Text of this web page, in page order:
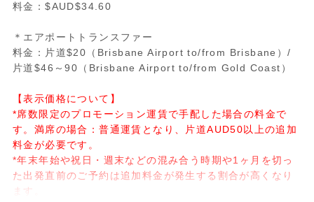
料金：$AUD$34.60
＊エアポートトランスファー
料金：片道$20（Brisbane Airport to/from Brisbane）/
片道$46～90（Brisbane Airport to/from Gold Coast）
【表示価格について】
*席数限定のプロモーション運賃で手配した場合の料金で
す。満席の場合：普通運賃となり、片道AUD50以上の追加
料金が必要です。
*年末年始や祝日・週末などの混み合う時期や1ヶ月を切っ
た出発直前のご予約は追加料金が発生する割合が高くなり
ます。